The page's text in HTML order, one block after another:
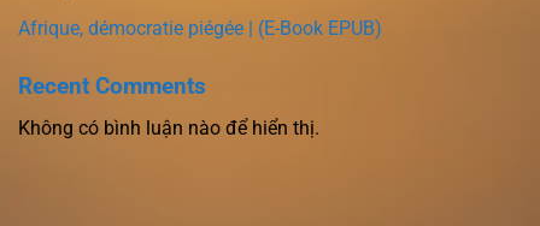
Afrique, démocratie piégée | (E-Book EPUB)
Recent Comments
Không có bình luận nào để hiển thị.